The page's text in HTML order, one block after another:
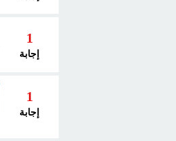
1
إجابة
1
إجابة